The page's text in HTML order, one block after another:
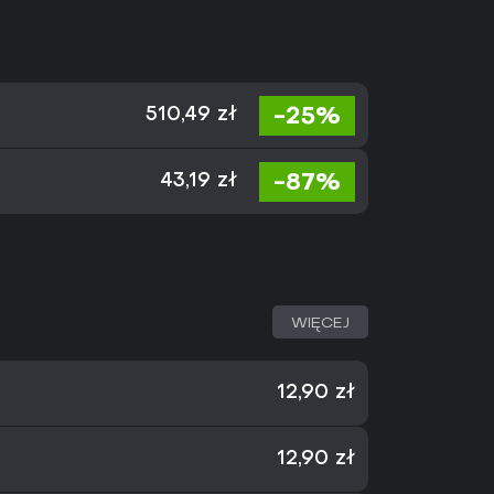
510,49 zł -25%
43,19 zł -87%
WIĘCEJ
12,90 zł
12,90 zł